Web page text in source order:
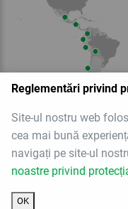
Reglementări privind
Site-ul nostru web
cea mai bună
navigați pe site-ul
noastre privind
OK